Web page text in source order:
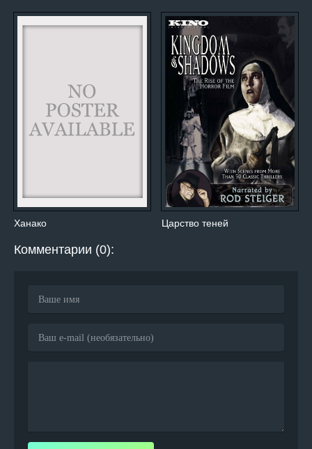
Ханако Царство теней
Комментарии (0):